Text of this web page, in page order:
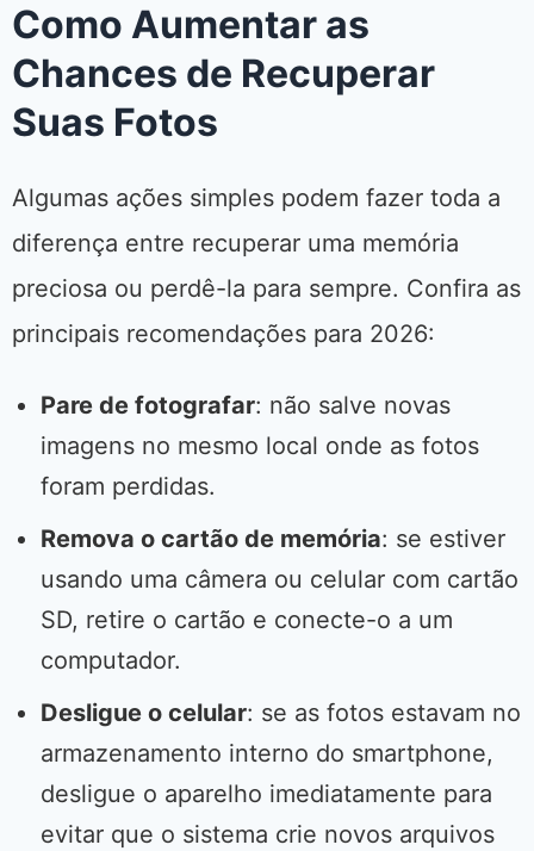
Como Aumentar as
Chances de Recuperar
Suas Fotos
Algumas ações simples podem fazer toda a
diferença entre recuperar uma memória
preciosa ou perdê-la para sempre. Confira as
principais recomendações para 2026:
Pare de fotografar: não salve novas
imagens no mesmo local onde as fotos
foram perdidas.
Remova o cartão de memória: se estiver
usando uma câmera ou celular com cartão
SD, retire o cartão e conecte-o a um
computador.
Desligue o celular: se as fotos estavam no
armazenamento interno do smartphone,
desligue o aparelho imediatamente para
evitar que o sistema crie novos arquivos